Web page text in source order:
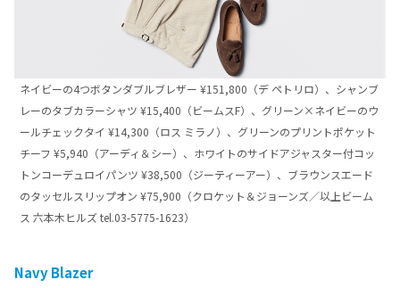
ネイビーの4つボタンダブルブレザー ¥151,800（デ ペトリロ）、シャンブ
レーのタブカラーシャツ ¥15,400（ビームスF）、グリーン×ネイビーのウ
ールチェックタイ ¥14,300（ロス ミラノ）、グリーンのプリントポケット
チーフ ¥5,940（アーディ＆シー）、ホワイトのサイドアジャスター付コッ
トンコーデュロイパンツ ¥38,500（ジーティーアー）、ブラウンスエード
のタッセルスリップオン ¥75,900（クロケット＆ジョーンズ／以上ビーム
ス 六本木ヒルズ tel.03-5775-1623）
Navy Blazer